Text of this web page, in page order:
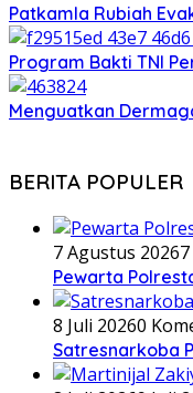
Patkamla Rubiah
Program Bakti TNI
Menguatkan
BERITA POPULER
7 Agustus 2026
Pewarta
8 Juli 20260
Satresnarkoba